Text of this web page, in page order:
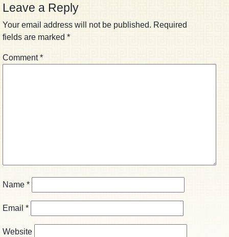
Leave a Reply
Your email address will not be published. Required
fields are marked *
Comment*
Name *
Email *
Website